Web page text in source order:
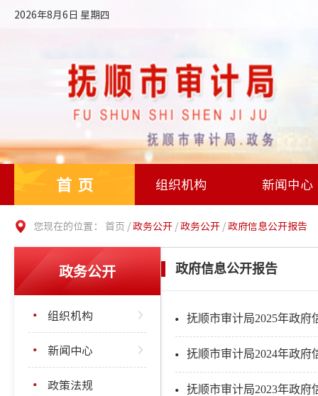
2026年8月6日 星期四
首页 组织机构 新闻中心
您现在的位置： 首页 /政务公开 /政务公开 /政府信息公开报告
政务公开
组织机构
新闻中心
政策法规
政府信息公开报告
抚顺市审计局2025年政府
抚顺市审计局2024年政府
抚顺市审计局2023年政府